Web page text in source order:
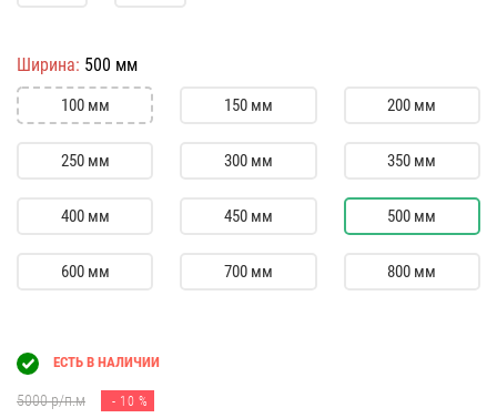
Ширина: 500 мм
100 мм 150 мм 200 мм
250 мм 300 мм 350 мм
400 мм 450 мм 500 мм
600 мм 700 мм 800 мм
ЕСТЬ В НАЛИЧИИ
5000р/п.м - 10 %